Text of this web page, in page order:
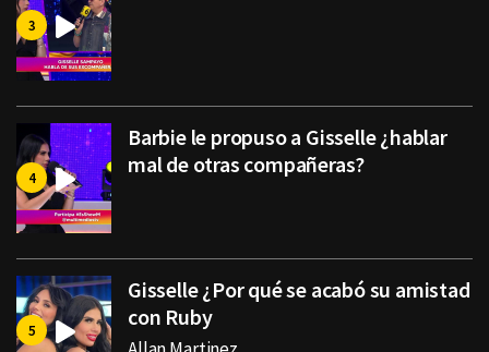
Barbie le propuso a Gisselle ¿hablar
mal de otras compañeras?
Gisselle ¿Por qué se acabó su amistad
con Ruby